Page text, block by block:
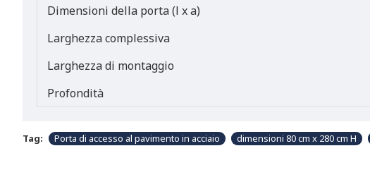
Dimensioni della porta (l x a)
Larghezza complessiva
Larghezza di montaggio
Profondità
Tag: Porta di accesso al pavimento in acciaio dimensioni 80 cm x 280 cm H